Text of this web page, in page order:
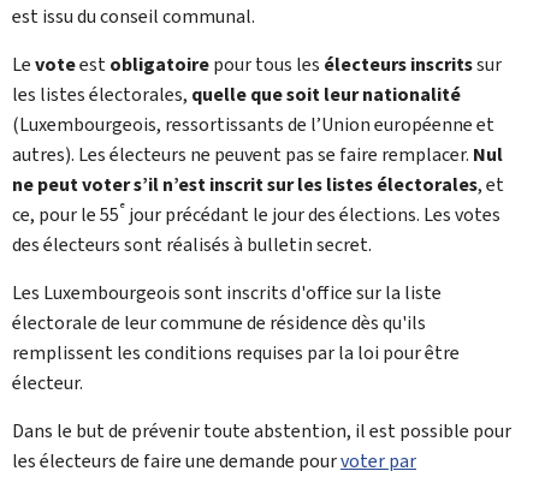
est issu du conseil communal.
Levoteestobligatoirepour tous les électeurs inscritssur
les listes électorales, quelle que soit leur nationalité
(Luxembourgeois, ressortissants de l’Union européenne et
autres). Les électeurs ne peuvent pas se faire remplacer. Nul
ne peut voter s’il n’est inscrit sur les listes électorales, et
ce, pour le 55e jour précédant le jour des élections. Les votes
des électeurs sont réalisés à bulletin secret.
Les Luxembourgeois sont inscrits d'office sur la liste
électorale de leur commune de résidence dès qu'ils
remplissent les conditions requises par la loi pour être
électeur.
Dans le but de prévenir toute abstention, il est possible pour
les électeurs de faire une demande pourvoter par